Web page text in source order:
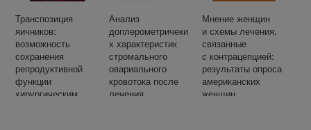
репродукции
Транспозиция
яичников:
возможность
сохранения
репродуктивной
функции
хирургическим
Анализ
доплерометричеки
х характеристик
стромального
овариального
кровотока после
лечения
Мнение женщин
и схемы лечения,
связанные
с контрацепцией:
результаты опроса
американских
женщин